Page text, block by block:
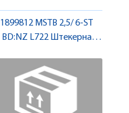
1899812 MSTB 2,5/ 6-ST
BD:NZ L722 Штекерна
Contact